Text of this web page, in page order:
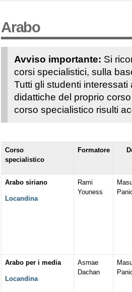
Arabo
Avviso importante: Si
corsi specialistici, sulla
Tutti gli studenti
didattiche del proprio
corso specialistico risulti
Corso
specialistico
Formatore
Arabo siriano
Locandina
Rami
Youness
Arabo per i media
Locandina
Asmae
Dachan